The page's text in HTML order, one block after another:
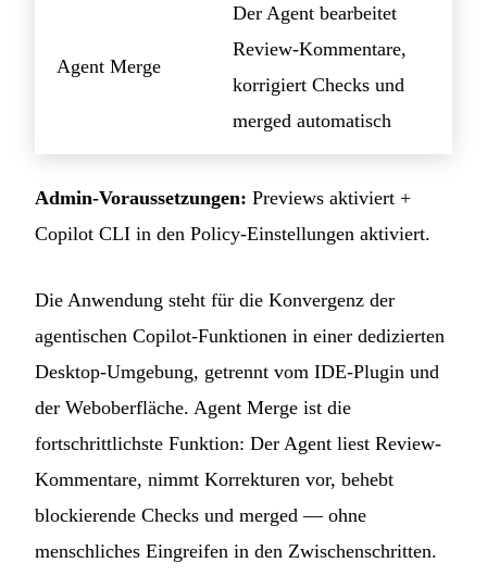
Agent Merge
Der Agent bearbeitet
Review-Kommentare,
korrigiert Checks und
merged automatisch
Admin-Voraussetzungen: Previews aktiviert +
Copilot CLI in den Policy-Einstellungen aktiviert.
Die Anwendung steht für die Konvergenz der
agentischen Copilot-Funktionen in einer dedizierten
Desktop-Umgebung, getrennt vom IDE-Plugin und
der Weboberfläche. Agent Merge ist die
fortschrittlichste Funktion: Der Agent liest Review-
Kommentare, nimmt Korrekturen vor, behebt
blockierende Checks und merged — ohne
menschliches Eingreifen in den Zwischenschritten.